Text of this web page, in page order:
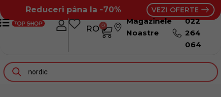
Reduceri pâna la -70% VEZI OFERTE
RO
RU
0
Magazinele
Noastre
022
264
064